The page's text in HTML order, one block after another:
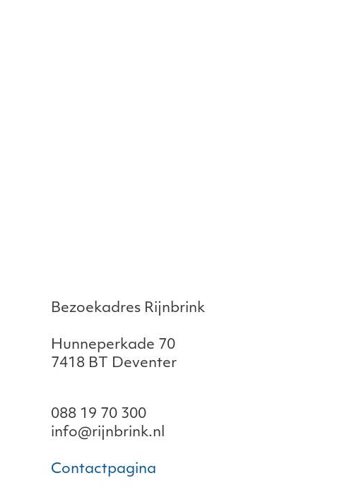
Bezoekadres Rijnbrink
Hunneperkade 70
7418 BT Deventer
088 19 70 300
info@rijnbrink.nl
Contactpagina